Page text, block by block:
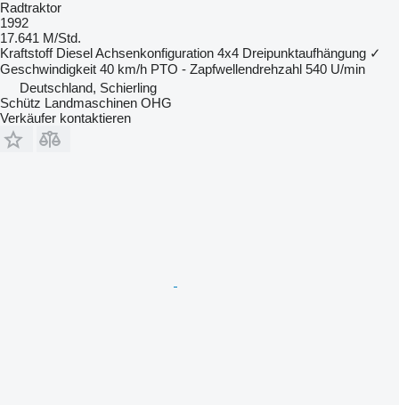
Radtraktor
1992
17.641 M/Std.
Kraftstoff DieselAchsenkonfiguration 4x4 Dreipunktaufhängung ✓
Geschwindigkeit 40 km/h PTO - Zapfwellendrehzahl 540 U/min
Deutschland, Schierling
Schütz Landmaschinen OHG
Verkäufer kontaktieren